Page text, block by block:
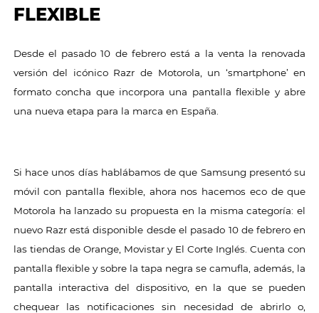
FLEXIBLE
Desde el pasado 10 de febrero está a la venta la renovada
versión del icónico Razr de Motorola, un ‘smartphone’ en
formato concha que incorpora una pantalla flexible y abre
una nueva etapa para la marca en España.
Si hace unos días hablábamos de que Samsung presentó su
móvil con pantalla flexible, ahora nos hacemos eco de que
Motorola ha lanzado su propuesta en la misma categoría: el
nuevo Razr está disponible desde el pasado 10 de febrero en
las tiendas de Orange, Movistar y El Corte Inglés. Cuenta con
pantalla flexible y sobre la tapa negra se camufla, además, la
pantalla interactiva del dispositivo, en la que se pueden
chequear las notificaciones sin necesidad de abrirlo o,